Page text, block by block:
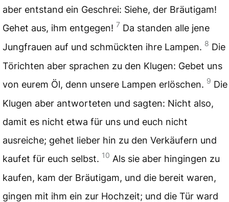
aber entstand ein Geschrei: Siehe, der Bräutigam!
Gehet aus, ihm entgegen! 7 Da standen alle jene
Jungfrauen auf und schmückten ihre Lampen. 8 Die
Törichten aber sprachen zu den Klugen: Gebet uns
von eurem Öl, denn unsere Lampen erlöschen. 9 Die
Klugen aber antworteten und sagten: Nicht also,
damit es nicht etwa für uns und euch nicht
ausreiche; gehet lieber hin zu den Verkäufern und
kaufet für euch selbst. 10 Als sie aber hingingen zu
kaufen, kam der Bräutigam, und die bereit waren,
gingen mit ihm ein zur Hochzeit; und die Tür ward